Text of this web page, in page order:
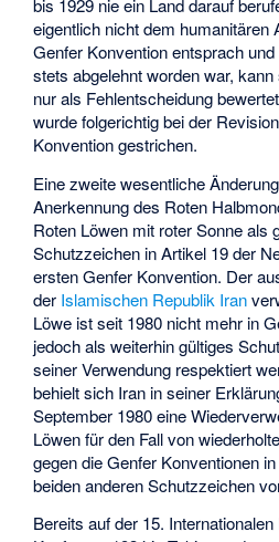
bis 1929 nie ein Land darauf
eigentlich nicht dem humanitären
Genfer Konvention entsprach
stets abgelehnt worden war,
nur als Fehlentscheidung
wurde folgerichtig bei der
Konvention gestrichen.
Eine zweite wesentliche
Anerkennung des Roten
Roten Löwen mit roter Sonne als
Schutzzeichen in Artikel 19 der
ersten Genfer Konvention. Der
der Islamischen Republik Iran
Löwe ist seit 1980 nicht mehr in
jedoch als weiterhin gültiges
seiner Verwendung respektiert
behielt sich Iran in seiner
September 1980 eine
Löwen für den Fall von
gegen die Genfer Konventionen
beiden anderen Schutzzeichen
Bereits auf der 15.